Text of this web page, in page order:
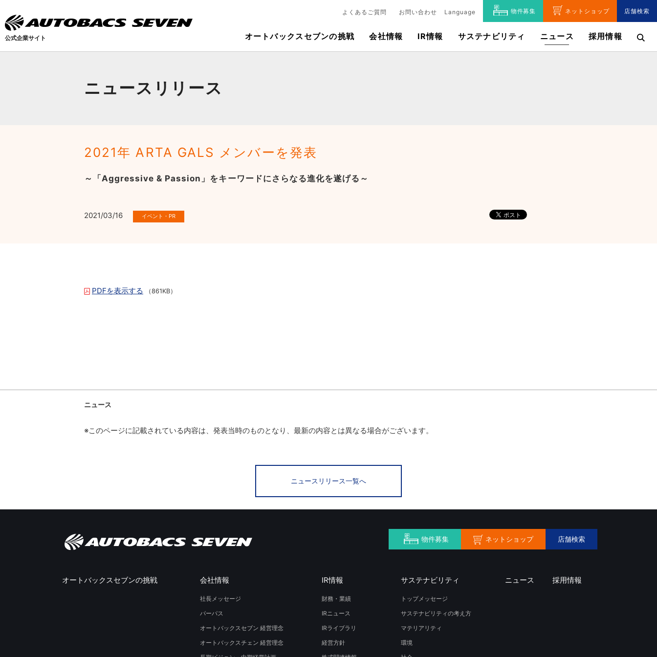
ニュースリリース
2021年 ARTA GALS メンバーを発表
～「Aggressive & Passion」をキーワードにさらなる進化を遂げる～
2021/03/16
PDFを表示する （861KB）
公式企業サイト
よくあるご質問 お問い合わせ Language 物件募集 ネットショップ 店舗検索
オートバックスセブンの挑戦 会社情報 IR情報 サステナビリティ ニュース 採用情報
ニュース
※このページに記載されている内容は、発表当時のものとなり、最新の内容とは異なる場合がございます。
ニュースリリース一覧へ
物件募集 ネットショップ 店舗検索
オートバックスセブンの挑戦 会社情報
社長メッセージ
パーパス
オートバックスセブン 経営理念
オートバックスチェン 経営理念
IR情報
財務・業績
IRニュース
IRライブラリ
経営方針
サステナビリティ
トップメッセージ
サステナビリティの考え方
マテリアリティ
環境
ニュース 採用情報